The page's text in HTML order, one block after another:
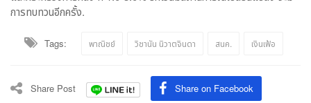
การทบทวนอีกครั้ง.
Tags: พาณิชย์ วิชานัน นิวาตจินดา สนค. เงินเฟ้อ
Share Post Share on Facebook